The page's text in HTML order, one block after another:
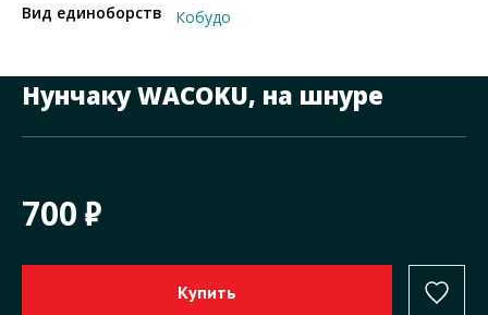
Вид единоборств
Кобудо
Нунчаку WACOKU, на шнуре
700